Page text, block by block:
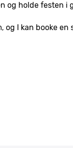
og holde festen i
og I kan booke